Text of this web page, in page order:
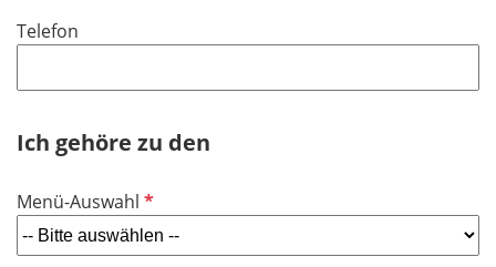
e
d
c
t
e
d
Telefon
Ich gehöre zu den
Menü-Auswahl P
f
l